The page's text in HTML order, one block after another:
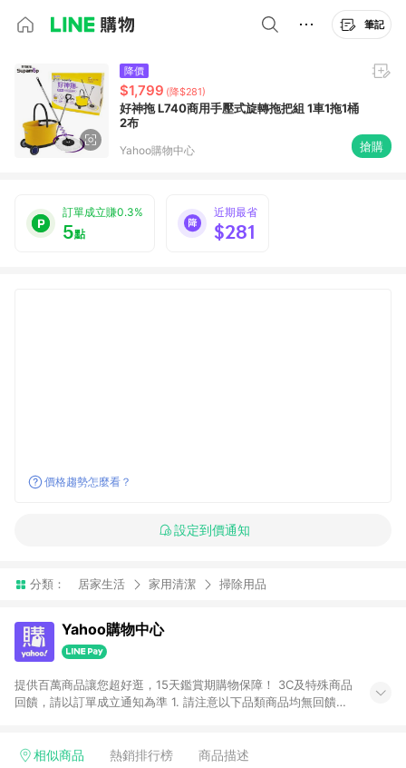
筆記
降價
$1,799 (降$281)
好神拖 L740商用手壓式旋轉拖把組 1車1拖1桶
2布
Yahoo購物中心 搶購
訂單成立賺0.3%
5點
近期最省
$281
價格趨勢怎麼看？
設定到價通知
分類： 居家生活 家用清潔 掃除用品
Yahoo購物中心
提供百萬商品讓您超好逛，15天鑑賞期購物保障！ 3C及特殊商品
回饋，請以訂單成立通知為準 1. 請注意以下品類商品均無回饋：
電玩/遊戲/相機/單眼/鏡頭/拍立得 [2024/6/1起適用] -內接硬
相似商品 熱銷排行榜 商品描述